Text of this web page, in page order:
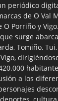
periódico
de O Val
O Porriño y
surge
Tomiño,
a los